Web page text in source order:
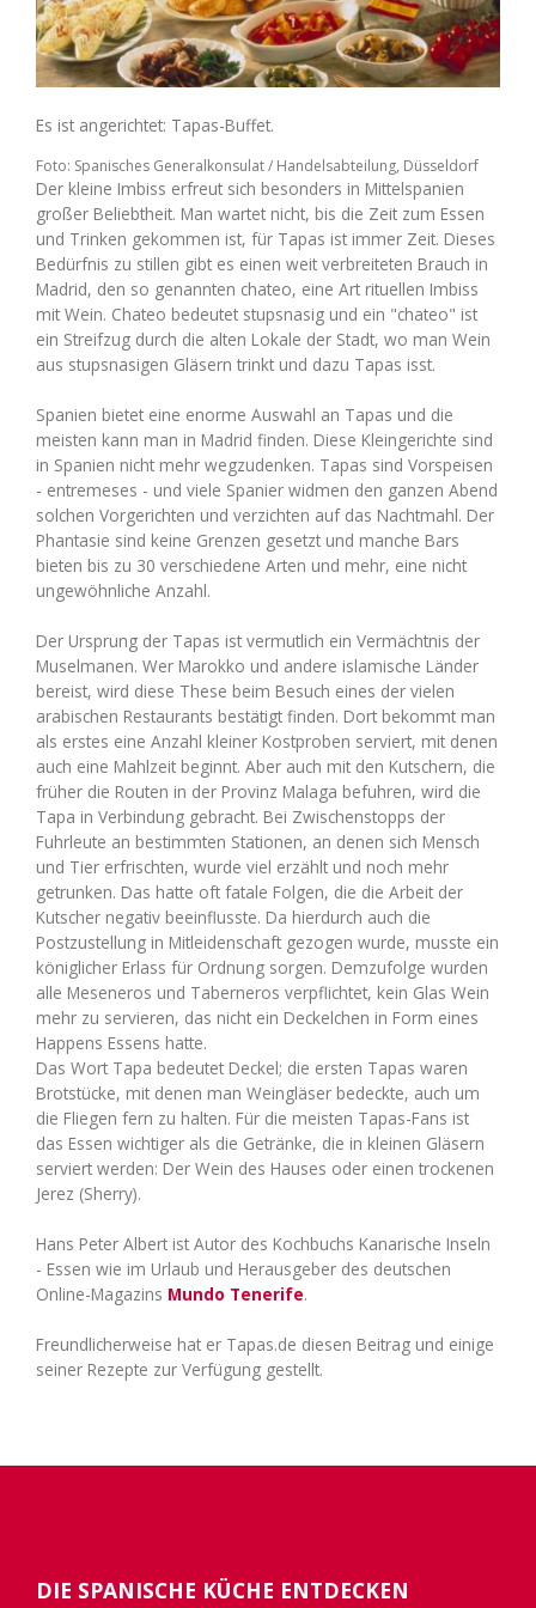
Vegetarische Salate
Nachspeisen
Vegtarische Nachspeisen
Brot und Gebäck
Brot und Gebäck
Vegetarisches Brot und Gebäck
Getränke
Getränke
Vegetarische Getränke
Adobos und Mojos
Adobos und Mojos
Vegetarische Adobos und Mojos
Impressum
Nutzungsbedingungen
Datenschutz
Es ist angerichtet: Tapas-Buffet.
Foto: Spanisches Generalkonsulat / Handelsabteilung, Düsseldorf
Der kleine Imbiss erfreut sich besonders in Mittelspanien
großer Beliebtheit. Man wartet nicht, bis die Zeit zum Essen
und Trinken gekommen ist, für Tapas ist immer Zeit. Dieses
Bedürfnis zu stillen gibt es einen weit verbreiteten Brauch in
Madrid, den so genannten chateo, eine Art rituellen Imbiss
mit Wein. Chateo bedeutet stupsnasig und ein "chateo" ist
ein Streifzug durch die alten Lokale der Stadt, wo man Wein
aus stupsnasigen Gläsern trinkt und dazu Tapas isst.
Spanien bietet eine enorme Auswahl an Tapas und die
meisten kann man in Madrid finden. Diese Kleingerichte sind
in Spanien nicht mehr wegzudenken. Tapas sind Vorspeisen
- entremeses - und viele Spanier widmen den ganzen Abend
solchen Vorgerichten und verzichten auf das Nachtmahl. Der
Phantasie sind keine Grenzen gesetzt und manche Bars
bieten bis zu 30 verschiedene Arten und mehr, eine nicht
ungewöhnliche Anzahl.
Der Ursprung der Tapas ist vermutlich ein Vermächtnis der
Muselmanen. Wer Marokko und andere islamische Länder
bereist, wird diese These beim Besuch eines der vielen
arabischen Restaurants bestätigt finden. Dort bekommt man
als erstes eine Anzahl kleiner Kostproben serviert, mit denen
auch eine Mahlzeit beginnt. Aber auch mit den Kutschern, die
früher die Routen in der Provinz Malaga befuhren, wird die
Tapa in Verbindung gebracht. Bei Zwischenstopps der
Fuhrleute an bestimmten Stationen, an denen sich Mensch
und Tier erfrischten, wurde viel erzählt und noch mehr
getrunken. Das hatte oft fatale Folgen, die die Arbeit der
Kutscher negativ beeinflusste. Da hierdurch auch die
Postzustellung in Mitleidenschaft gezogen wurde, musste ein
königlicher Erlass für Ordnung sorgen. Demzufolge wurden
alle Meseneros und Taberneros verpflichtet, kein Glas Wein
mehr zu servieren, das nicht ein Deckelchen in Form eines
Happens Essens hatte.
Das Wort Tapa bedeutet Deckel; die ersten Tapas waren
Brotstücke, mit denen man Weingläser bedeckte, auch um
die Fliegen fern zu halten. Für die meisten Tapas-Fans ist
das Essen wichtiger als die Getränke, die in kleinen Gläsern
serviert werden: Der Wein des Hauses oder einen trockenen
Jerez (Sherry).
Hans Peter Albert ist Autor des Kochbuchs Kanarische Inseln
- Essen wie im Urlaub und Herausgeber des deutschen
Online-Magazins Mundo Tenerife.
Freundlicherweise hat er Tapas.de diesen Beitrag und einige
seiner Rezepte zur Verfügung gestellt.
DIE SPANISCHE KÜCHE ENTDECKEN